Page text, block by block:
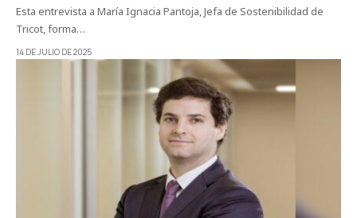
Esta entrevista a María Ignacia Pantoja, Jefa de Sostenibilidad de
Tricot, forma…
14 DE JULIO DE 2025